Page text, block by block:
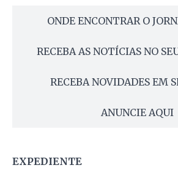
ONDE ENCONTRAR O
RECEBA AS NOTÍCIAS NO
RECEBA NOVIDADES EM
ANUNCIE AQUI
EXPEDIENTE